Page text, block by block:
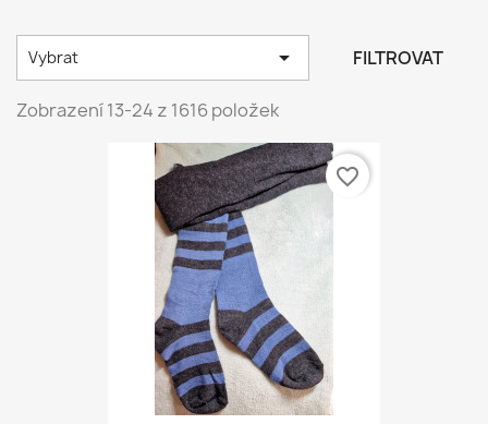
Vybrat  FILTROVAT
Zobrazení 13-24 z 1616 položek
favorite_border